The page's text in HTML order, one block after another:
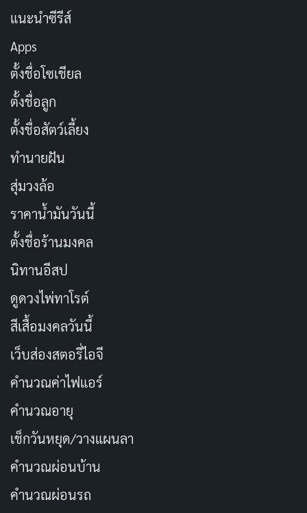
ร่าอาจจะหนักหน่วงเกินไปในบางช่วง และการผจญภัยก็ไม่
สามารถสร้างความประทับใจได้
สำหรับแฟนๆ ที่เป็นผู้ใหญ่ ซีรีส์นี้อาจจะดูเหมือนเป็นเพียง
การบริการแฟนคลับแบบพื้นฐาน และไม่ได้สร้างสิ่งใหม่ๆ ให้
เราได้สัมผัสอย่างแท้จริง มันเป็นเรื่องที่น่าเสียดาย เพราะ
ความตื่นเต้นจากโลกของ Tomb Raider มากกว่านี้
ประเภท: แอ็กชัน, ผจญภัย
Baylon, Richard Armitage
ผู้กำกับ: Tasha Huo
จำนวนตอน/ความยาว: 8 ตอน
เรตติ้ง IMDb: –
ช่องทางการดู:
แนะนำซีรีส์
Apps
ตั้งชื่อโซเชียล
ตั้งชื่อลูก
ตั้งชื่อสัตว์เลี้ยง
ทำนายฝัน
สุ่มวงล้อ
ราคาน้ำมันวันนี้
ตั้งชื่อร้านมงคล
นิทานอีสป
ดูดวงไพ่ทาโรต์
สีเสื้อมงคลวันนี้
เว็บส่องสตอรี่ไอจี
คำนวณค่าไฟแอร์
คำนวณอายุ
เช็กวันหยุด/วางแผนลา
คำนวณผ่อนบ้าน
คำนวณผ่อนรถ